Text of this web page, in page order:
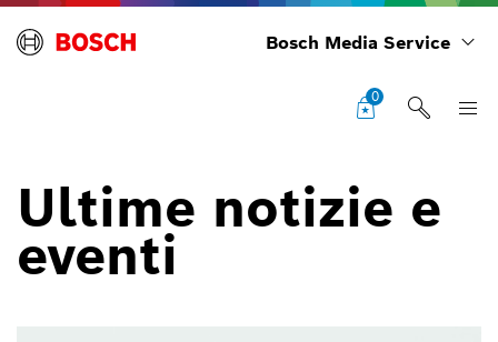
Bosch Media Service
0
Ultime notizie e
eventi